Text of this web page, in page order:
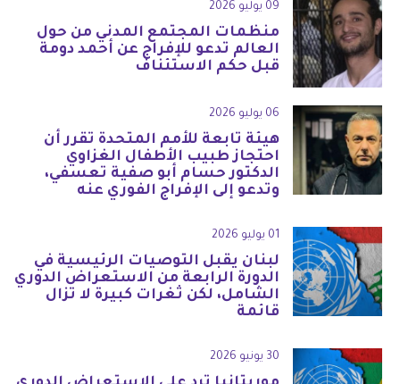
09 يوليو 2026
منظمات المجتمع المدني من حول
العالم تدعو للإفراج عن أحمد دومة
قبل حكم الاستئناف
06 يوليو 2026
هيئة تابعة للأمم المتحدة تقرر أن
احتجاز طبيب الأطفال الغزاوي
الدكتور حسام أبو صفية تعسفي،
وتدعو إلى الإفراج الفوري عنه
01 يوليو 2026
لبنان يقبل التوصيات الرئيسية في
الدورة الرابعة من الاستعراض الدوري
الشامل، لكن ثغرات كبيرة لا تزال
قائمة
30 يونيو 2026